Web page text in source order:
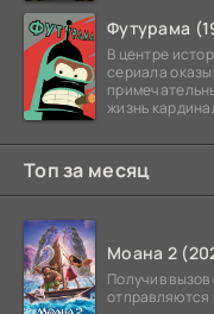
Футурама
В центре
сериала
жизнь
Топ за месяц
Моана 2
Получив
отправляются